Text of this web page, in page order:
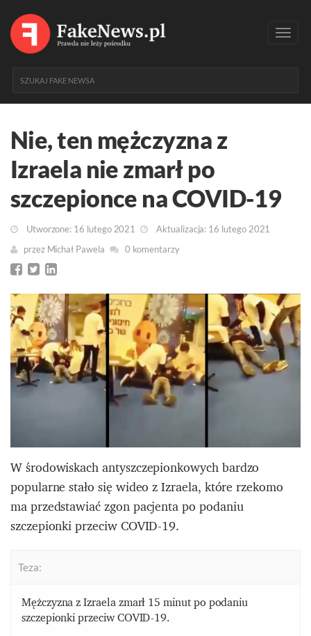
Nie, ten mężczyzna z
Izraela nie zmarł po
szczepionce na COVID-19
Utworzone: 16 lutego 2021
Aktualizacja: 16 lutego 2021
przez Michał Pawela 0 komentarzy
W środowiskach antyszczepionkowych bardzo
popularne stało się wideo z Izraela, które rzekomo
ma przedstawiać zgon pacjenta po podaniu
szczepionki przeciw COVID-19.
Teza:
Mężczyzna z Izraela zmarł 15 minut po podaniu
szczepionki przeciw COVID-19.